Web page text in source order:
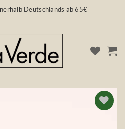
Deutschlands ab 65€